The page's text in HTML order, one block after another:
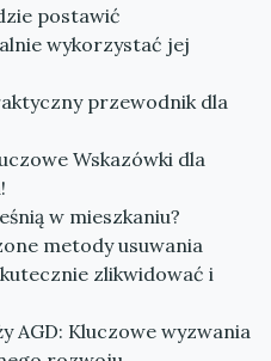
postawić
wykorzystać jej
przewodnik dla
Wskazówki dla
w mieszkaniu?
metody usuwania
zlikwidować i
AGD: Kluczowe wyzwania